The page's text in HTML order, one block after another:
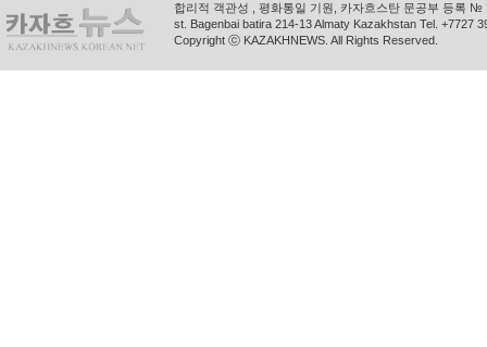
합리적 객관성 , 평화통일 기원, 카자흐스탄 문공부 등록
st. Bagenbai batira 214-13 Almaty Kazakhstan Tel. +7727
Copyright ⓒ KAZAKHNEWS. All Rights Reserved.